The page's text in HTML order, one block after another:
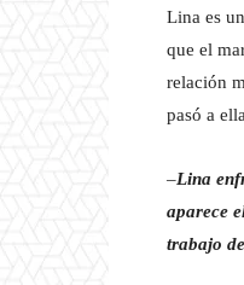
Lina es
que el
relación
pasó a
–Lina
aparece
trabajo